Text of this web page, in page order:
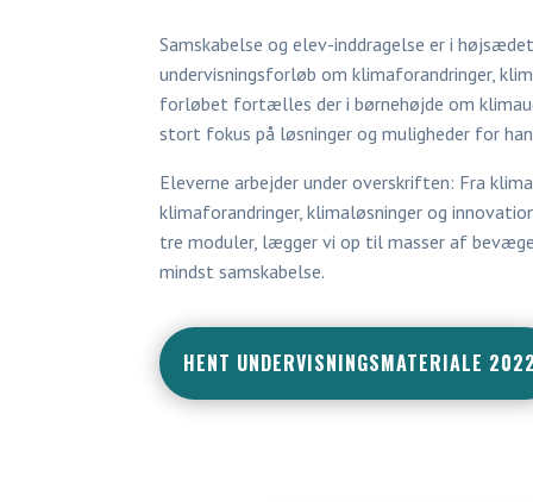
Samskabelse og elev-inddragelse er i
undervisningsforløb om klimaforandringer,
forløbet fortælles der i børnehøjde om
stort fokus på løsninger og muligheder for
Eleverne arbejder under overskriften: Fra
klimaforandringer, klimaløsninger og
tre moduler, lægger vi op til masser af
mindst samskabelse.
HENT UNDERVISNINGSMATERIALE